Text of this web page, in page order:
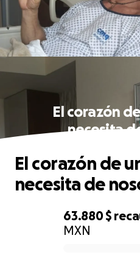
El corazón
necesita
63.880 $
MXN
El corazón de
necesita de